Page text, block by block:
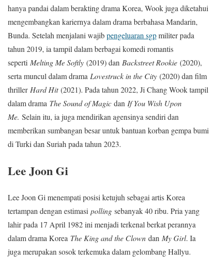
hanya pandai dalam berakting drama Korea, Wook juga diketahui
mengembangkan kariernya dalam drama berbahasa Mandarin,
Bunda. Setelah menjalani wajibpengeluaran sgpmiliter pada
tahun 2019, ia tampil dalam berbagai komedi romantis
seperti Melting Me Softly (2019) dan Backstreet Rookie (2020),
serta muncul dalam drama Lovestruck in the City (2020) dan film
thrillerHard Hit(2021). Pada tahun 2022, Ji Chang Wook tampil
dalam drama The Sound of Magic dan If You Wish Upon
Me. Selain itu, ia juga mendirikan agensinya sendiri dan
memberikan sumbangan besar untuk bantuan korban gempa bumi
di Turki dan Suriah pada tahun 2023.
Lee Joon Gi
Lee Joon Gi menempati posisi ketujuh sebagai artis Korea
tertampan dengan estimasi polling sebanyak 40 ribu. Pria yang
lahir pada 17 April 1982 ini menjadi terkenal berkat perannya
dalam drama Korea The King and the Clown dan My Girl. Ia
juga merupakan sosok terkemuka dalam gelombang Hallyu.